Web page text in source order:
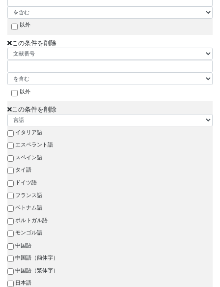
以外
この条件を削除
以外
この条件を削除
イタリア語
エスペラント語
スペイン語
タイ語
ドイツ語
フランス語
ベトナム語
ポルトガル語
モンゴル語
中国語
中国語（簡体字）
中国語（繁体字）
日本語